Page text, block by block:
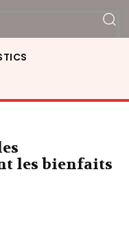
les bienfaits